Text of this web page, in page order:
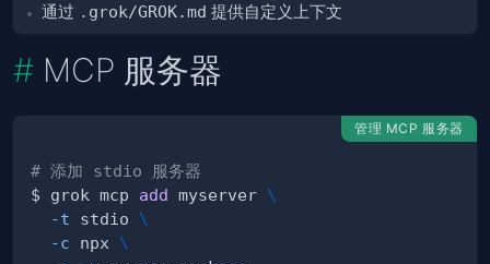
通过 .grok/GROK.md 提供自定义上下文
MCP 服务器
管理 MCP 服务器
# 添加 stdio 服务器
$ grok mcp add myserver \
-t stdio \
-c npx \